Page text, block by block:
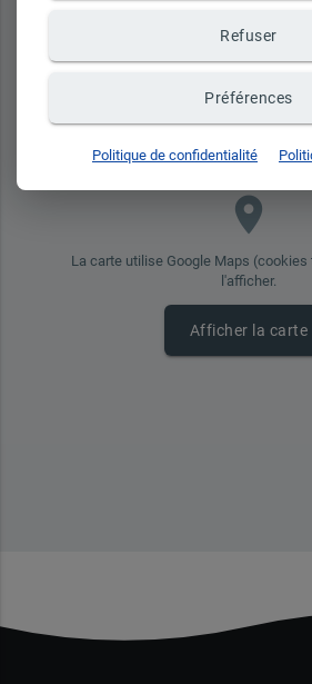
place
La carte utilise Google Maps (cookies
l'afficher.
Afficher la carte
Refuser
Préférences
Politique de confidentialité